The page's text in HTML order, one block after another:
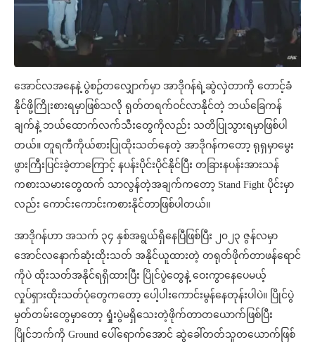
အောင်လအနေနဲ့ ပွဲစဉ်တလျှောက်မှာ အာဒိုဂန်ရဲ့ဆွဲလှဲတာကို တောင့်ခံ
နိုင်ဖို့ကြိုးစားရမှာဖြစ်သလို ရုတ်တရက်ဝင်လာနိုင်တဲ့ ဘယ်ခြေကန်
ချက်နဲ့ ဘယ်ထောက်လက်သီးတွေကိုလည်း သတိပြုသွားရမှာဖြစ်ပါ
တယ်။ တူရကီကိုယ်စားပြုထိုးသတ်နေတဲ့ အာဒိုဂန်ကတော့ ရုရှမှာမွေး
ဖွားကြီးပြင်းခဲ့တာကြောင့် နပန်းပိုင်းပိုင်နိုင်ပြီး တခြားနပန်းအားသန်
ကစားသမားတွေထက် သာလွန်တဲ့အချက်ကတော့ Stand Fight ပိုင်းမှာ
လည်း ကောင်းကောင်းကစားနိုင်တာဖြစ်ပါတယ်။
အာဒိုဂန်ဟာ အသက် ၃၄ နှစ်အရွယ်ရှိနေပြီဖြစ်ပြီး ၂၀၂၃ ဇွန်လမှာ
အောင်လနောက်ဆုံးထိုးသတ် အနိုင်ယူထားတဲ့ တရုတ်ဖိုက်တာဖန်ရောင်
ကိုပဲ ထိုးသတ်အနိုင်ရရှိထားပြီး ပြိုင်ပွဲတွေနဲ့ ဝေးကွာနေပေမယ့်
လှုပ်ရှားထိုးသတ်ပုံတွေကတော့ ပေါ့ပါးကောင်းမွန်နေတုန်းပါပဲ။ ပြိုင်ပွဲ
မှတ်တမ်းတွေမှာတော့ ရှုံးပွဲမရှိသေးတဲ့ဖိုက်တာတယောက်ဖြစ်ပြီး
ပြိုင်ဘက်ကို Ground ပေါ်ရောက်အောင် ဆွဲခေါ်တတ်သူတယောက်ဖြစ်